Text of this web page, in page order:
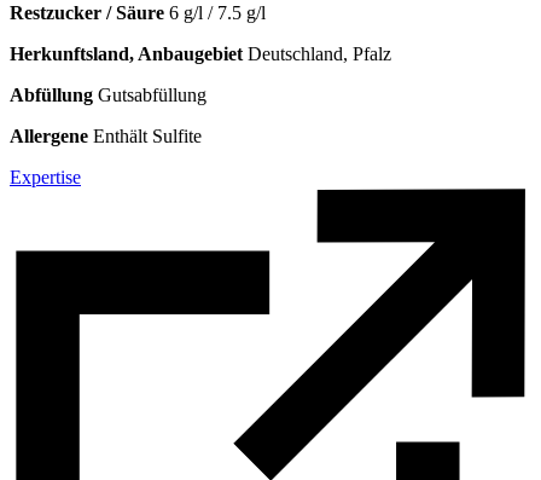
Restzucker / Säure 6 g/l / 7.5 g/l
Herkunftsland, Anbaugebiet Deutschland, Pfalz
Abfüllung Gutsabfüllung
Allergene Enthält Sulfite
Expertise